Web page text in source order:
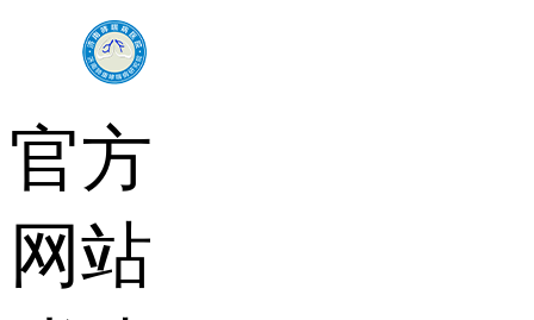
官方
网站